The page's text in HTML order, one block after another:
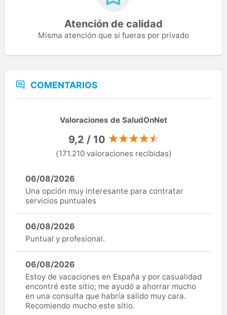
Atención de calidad
Misma atención que si fueras por privado
COMENTARIOS
Valoraciones de SaludOnNet
9,2 / 10
(171.210 valoraciones recibidas)
06/08/2026
Una opción muy interesante para contratar
servicios puntuales
06/08/2026
Puntual y profesional.
06/08/2026
Estoy de vacaciones en España y por casualidad
encontré este sitio; me ayudó a ahorrar mucho
en una consulta que habría salido muy cara.
Recomiendo mucho este sitio.